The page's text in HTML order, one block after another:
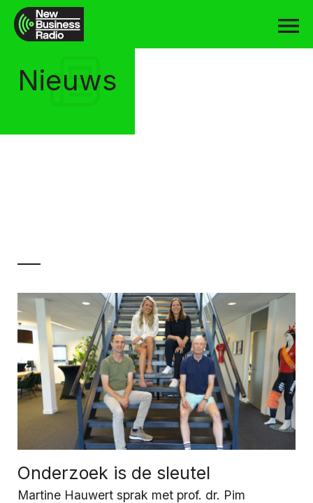
Nieuws
Onderzoek is de sleutel
Martine Hauwert sprak met prof. dr. Pim